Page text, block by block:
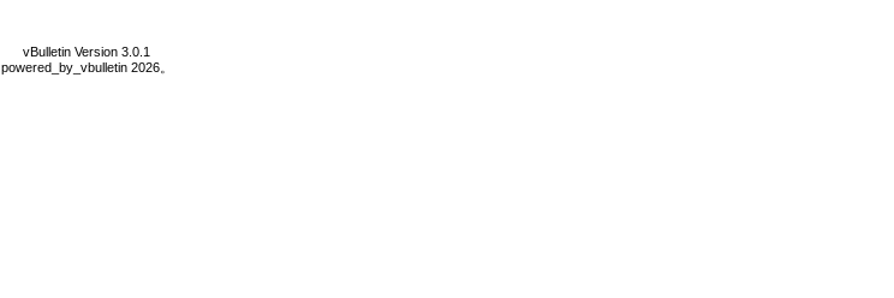
vBulletin Version 3.0.1
powered_by_vbulletin 2026。